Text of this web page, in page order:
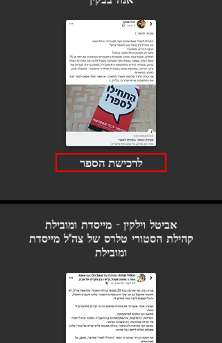
הבלוגרית הירושלמית
לרכישת הספר
קהילת הסטורי טלרס של צה"ל
ומובילת